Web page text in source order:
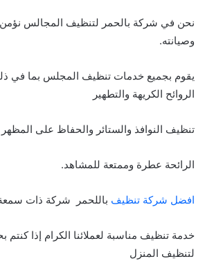
نحن في شركة بالحمر لتنظيف المجالس
وصيانته.
يقوم بجميع خدمات تنظيف المجلس بما في
الروائح الكريهة والتطهير
تنظيف النوافذ والستائر والحفاظ على
الرائحة عطرة وممتعة للمشاهد.
افضل شركة تنظيف باللحمر شركة ذات
خدمة تنظيف مناسبة لعملائنا الكرام إذا
لتنظيف المنزل